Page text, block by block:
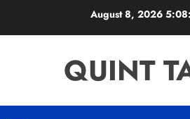
August 8, 2026
QUINT